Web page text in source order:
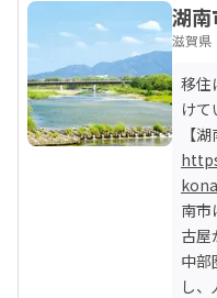
湖南
滋賀
移住
けて
南市
古屋
中部
し